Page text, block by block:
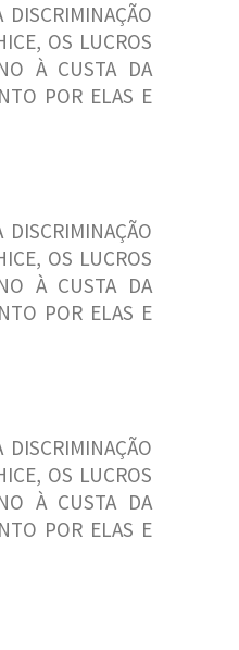
OS LUCROS
À CUSTA DA
POR ELAS E
OS LUCROS
À CUSTA DA
POR ELAS E
OS LUCROS
À CUSTA DA
POR ELAS E